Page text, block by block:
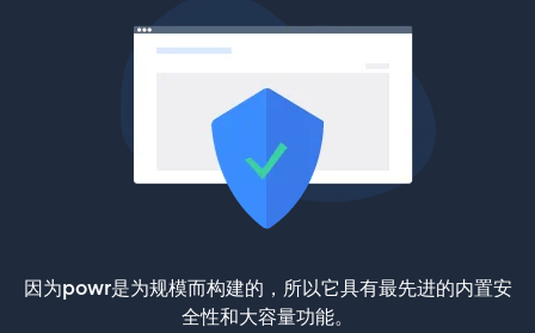
因为powr是为规模而构建的，所以它具有最先进的内置安
全性和大容量功能。